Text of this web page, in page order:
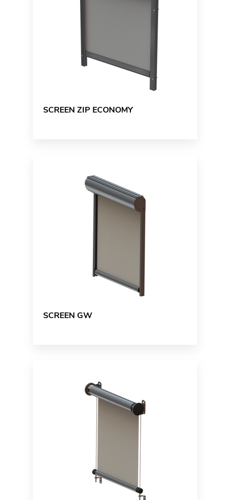
SCREEN ZIP ECONOMY
SCREEN GW